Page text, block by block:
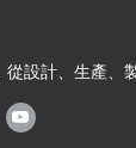
設計、生產、